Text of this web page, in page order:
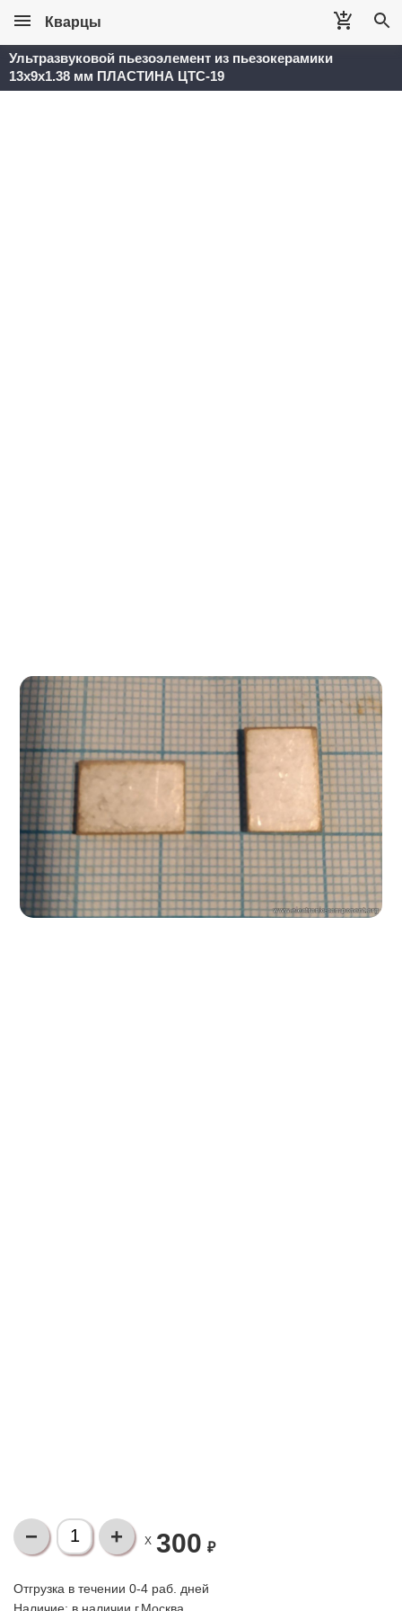
Кварцы
Ультразвуковой пьезоэлемент из пьезокерамики
13x9x1.38 мм ПЛАСТИНА ЦТС-19
X 300 ₽
Отгрузка в течении 0-4 раб. дней
Наличие: в наличии г.Москва